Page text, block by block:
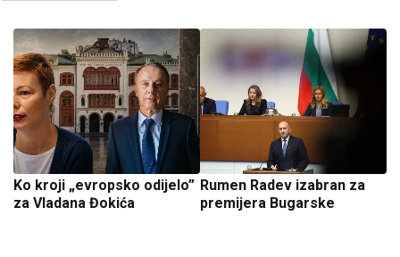
Ko kroji „evropsko odijelo”
za Vladana Đokića
Rumen Radev izabran za
premijera Bugarske